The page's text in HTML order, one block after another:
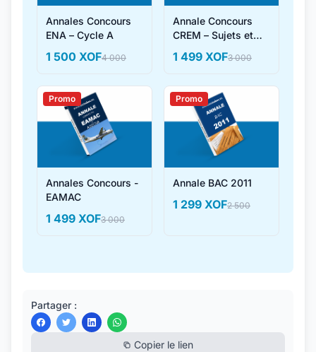
Annales Concours
ENA – Cycle A
1 500 XOF4 000
Annale Concours
CREM – Sujets et
1 499 XOF3 000
Promo
Annales Concours -
EAMAC
1 499 XOF3 000
Promo
Annale BAC 2011
1 299 XOF2 500
Partager :
Copier le lien